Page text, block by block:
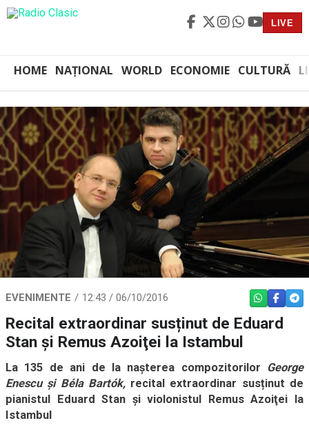
LIVE
HOME NAȚIONAL WORLD ECONOMIE CULTURĂ
EVENIMENTE 12:43 / 06/10/2016 WHATSAPP
Recital extraordinar susținut de Eduard
Stan și Remus Azoiţei la Istambul
La 135 de ani de la naşterea compozitorilor
George
Enescu și Béla Bartók, recital extraordinar susținut de
pianistul Eduard Stan și violonistul Remus Azoiţei la
Istambul